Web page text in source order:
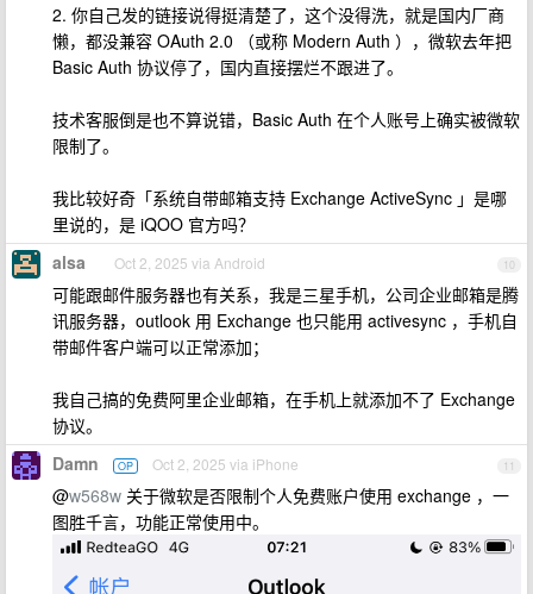
2. 你自己发的链接说得挺清楚了，这个没得洗，就是国内厂商
懒，都没兼容 OAuth 2.0 （或称 Modern Auth ），微软去年把
Basic Auth 协议停了，国内直接摆烂不跟进了。
技术客服倒是也不算说错，Basic Auth 在个人账号上确实被微软
限制了。
我比较好奇「系统自带邮箱支持 Exchange ActiveSync 」是哪
里说的，是 iQOO 官方吗？
10
alsa Oct 2, 2025 via Android
可能跟邮件服务器也有关系，我是三星手机，公司企业邮箱是腾
讯服务器，outlook 用 Exchange 也只能用 activesync ，手机自
带邮件客户端可以正常添加；
我自己搞的免费阿里企业邮箱，在手机上就添加不了 Exchange
协议。
11
Damn OP Oct 2, 2025 via iPhone
@w568w 关于微软是否限制个人免费账户使用 exchange ，一
图胜千言，功能正常使用中。